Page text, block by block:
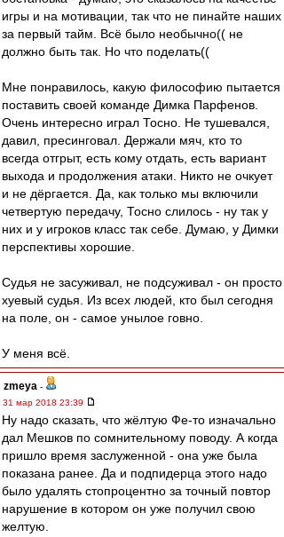
игры и на мотивации, так что не пинайте наших
за первый тайм. Всё было необычно(( не
должно быть так. Но что поделать((
Мне понравилось, какую философию пытается
поставить своей команде Димка Парфенов.
Очень интересно играл Тосно. Не тушевался,
давил, пресинговал. Держали мяч, кто то
всегда отгрыт, есть кому отдать, есть вариант
выхода и продолжения атаки. Никто не очкует
и не дёргается. Да, как только мы включили
четвертую передачу, Тосно слилось - ну так у
них и у игроков класс так себе. Думаю, у Димки
перспективы хорошие.
Судья не засуживал, не подсуживал - он просто
хуевый судья. Из всех людей, кто был сегодня
на поле, он - самое унылое говно.
У меня всё.
zmeya -
31 мар 2018 23:39
Ну надо сказать, что жёлтую Фе-то изначально
дал Мешков по сомнительному поводу. А когда
пришло время заслуженной - она уже была
показана ранее. Да и подпидерца этого надо
было удалять стопроцентно за точный повтор
нарушение в котором он уже получил свою
желтую.